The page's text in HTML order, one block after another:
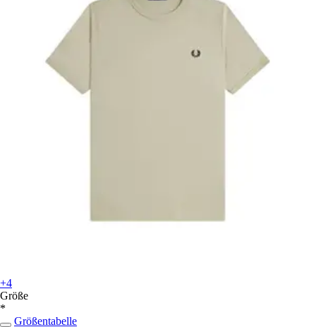
+4
Größe
*
Größentabelle